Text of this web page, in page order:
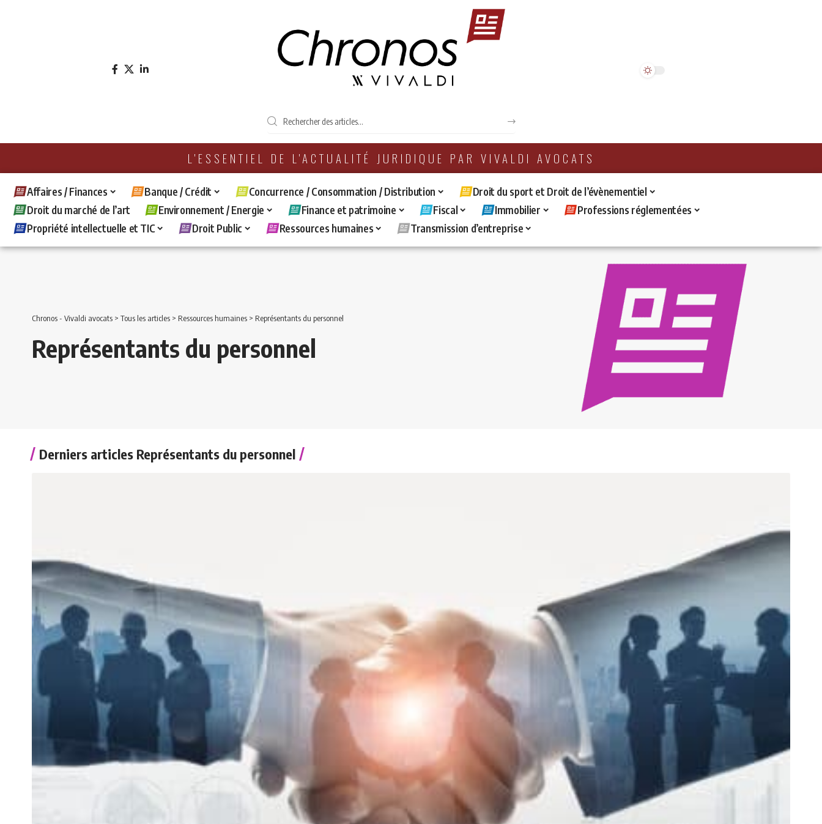
L'ESSENTIEL DE L'ACTUALITÉ JURIDIQUE PAR VIVALDI AVOCATS
Affaires / Finances Banque / Crédit Concurrence / Consommation / Distribution
Droit du sport et Droit de l’évènementiel
Droit du marché de l’art
Environnement / Energie Finance et patrimoine Fiscal Immobilier
Professions réglementées
Propriété intellectuelle et TIC
Droit Public Ressources humaines Transmission d’entreprise
Chronos - Vivaldi avocats > Tous les articles > Ressources humaines > Représentants du personnel
Représentants du personnel
Derniers articles Représentants du personnel